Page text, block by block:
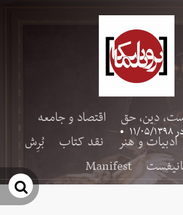
دین، حق
اقتصاد و جامعه
ادبیات و هنر نقد کتاب
بُرِش
Manifest
۱۱/۰۵/۱۳۹۸ •